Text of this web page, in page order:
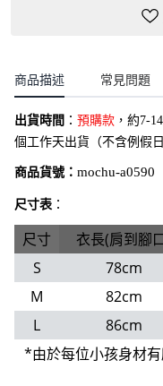
商品描述 常見問題
出貨時間 ： 預購款 ，約7-
個工作天出貨（不含例假日
商品貨號： mochu-a0590
尺寸表 ：
尺寸 衣長(肩到腳
S
78cm
M
82cm
L
86cm
*由於每位小孩身材